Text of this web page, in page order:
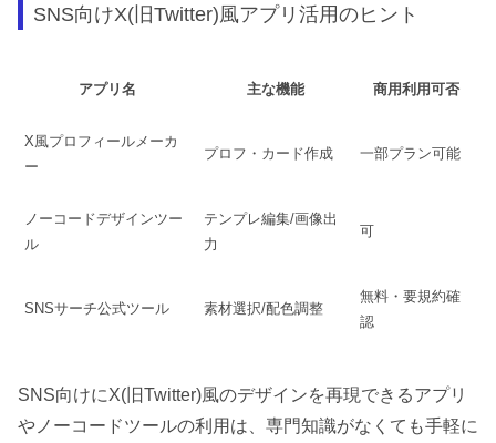
SNS向けX(旧Twitter)風アプリ活用のヒント
アプリ名 主な機能 商用利用可否
X風プロフィールメーカ
ー
プロフ・カード作成 一部プラン可能
ノーコードデザインツー
ル
テンプレ編集/画像出
力
可
SNSサーチ公式ツール 素材選択/配色調整
無料・要規約確
認
SNS向けにX(旧Twitter)風のデザインを再現できるアプリ
やノーコードツールの利用は、専門知識がなくても手軽に